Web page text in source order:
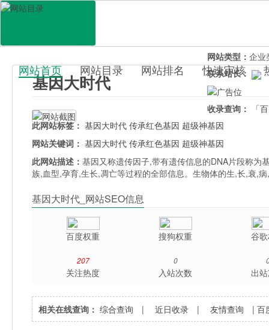
百科目录
网站首页 网站目录 网站排名 快速审核
基因大时代
网站类型： 企业
联系站长：
收录查询：
「
此网站标签： 基因大时代 传承红色基因 超级神基因
网站关键词： 基因大时代 传承红色基因 超级神基因
此网站描述：基因又称遗传因子,带有遗传信息的DNA片段称为
族,血型,孕育,生长,凋亡等过程的全部信息。生物体的生,长,衰,
基因大时代_网站SEO信息
百度权重 搜狗权重 谷
207
关注热度
0
入站次数 出
相关在线查询： 综合查询 |近日收录 |友情查询 |百